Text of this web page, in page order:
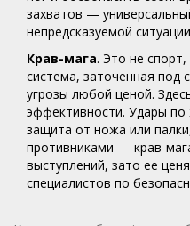
захватов —
непредсказуемой
Крав-мага. Это не
система, заточенная под
угрозы любой ценой.
эффективности. Удары
защита от ножа или
противниками — крав-
выступлений, зато ее
специалистов по